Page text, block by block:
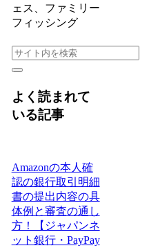
ェス、ファミリー
フィッシング
よく読まれて
いる記事
Amazonの本人確
認の銀行取引明細
書の提出内容の具
体例と審査の通し
方！【ジャパンネ
ット銀行・PayPay